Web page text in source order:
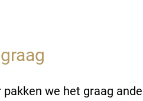
we het graag